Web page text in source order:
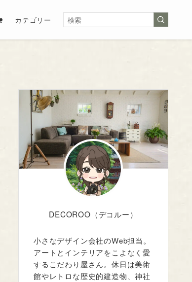
カテゴリー
DECOROO（デコルー）
小さなデザイン会社のWeb担当。
アートとインテリアをこよなく愛
するこだわり屋さん。休日は美術
館やレトロな歴史的建造物、神社